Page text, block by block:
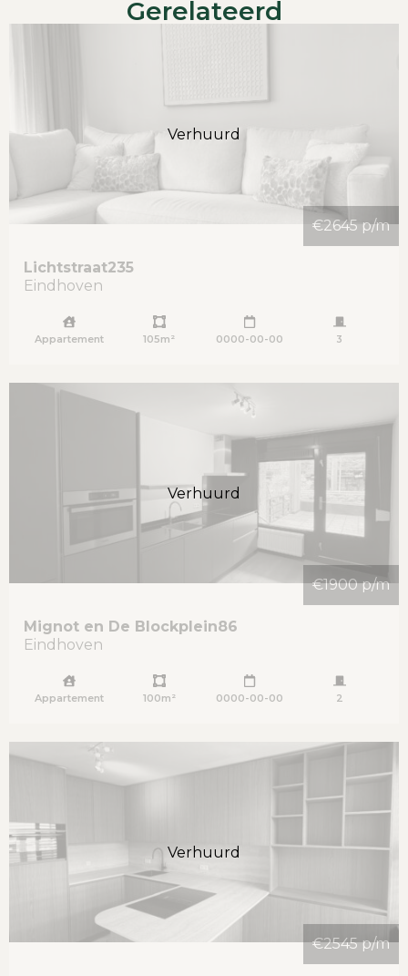
Gerelateerd
Verhuurd
€2645 p/m
Lichtstraat235
Eindhoven
Appartement 105m² 0000-00-00 3
Verhuurd
€1900 p/m
Mignot en De Blockplein86
Eindhoven
Appartement 100m² 0000-00-00 2
Verhuurd
€2545 p/m